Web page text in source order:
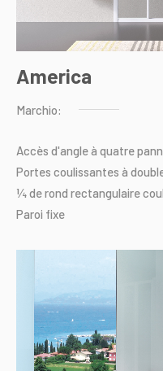
America
Marchio:
Accès d'angleà quatre
Portes coulissantes à
¼derond rectangulaire
Paroi fixe